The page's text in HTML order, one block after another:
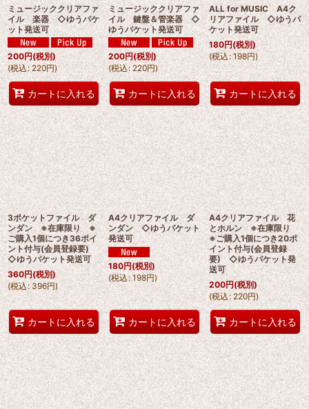
ミュージッククリアファ
イル 楽器 ◇ゆうパケ
ット発送可
200円(税別)
(税込 : 220円)
カートに入れる
ミュージッククリアファ
イル 鍵盤＆管楽器 ◇
ゆうパケット発送可
200円(税別)
(税込: 220円)
カートに入れる
ALL for MUSIC A4ク
リアファイル ◇ゆうパ
ケット発送可
180円(税別)
(税込: 198円)
カートに入れる
3ポケットファイル ダ
ンダン ※在庫限り ※
ご購入1個につき36ポイ
ント付与(会員登録要)
◇ゆうパケット発送可
360円(税別)
(税込: 396円)
カートに入れる
A4クリアファイル ダ
ンダン ◇ゆうパケット
発送可
180円(税別)
(税込: 198円)
カートに入れる
A4クリアファイル 花
とホルン ※在庫限り
※ご購入1個につき20ポ
イント付与(会員登録
要) ◇ゆうパケット発
送可
200円(税別)
(税込 : 220円)
カートに入れる